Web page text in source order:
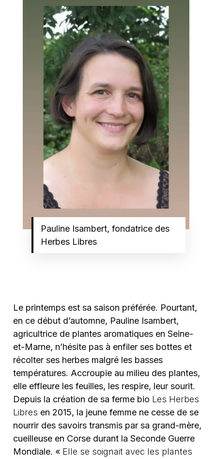
Pauline Isambert, fondatrice des
Herbes Libres
Le printemps est sa saison préférée. Pourtant,
en ce début d’automne, Pauline Isambert,
agricultrice de plantes aromatiques en Seine-
et-Marne, n’hésite pas à enfiler ses bottes et
récolter ses herbes malgré les basses
températures. Accroupie au milieu des plantes,
elle effleure les feuilles, les respire, leur sourit.
Depuis la création de sa ferme bio Les Herbes
Libres en 2015, la jeune femme ne cesse de se
nourrir des savoirs transmis par sa grand-mère,
cueilleuse en Corse durant la Seconde Guerre
Mondiale. « Elle se soignait avec les plantes